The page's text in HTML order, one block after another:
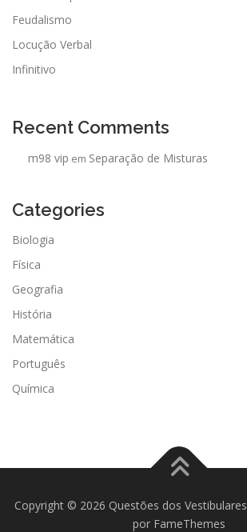
Feudalismo
Locução Verbal
Infinitivo
Recent Comments
m98 vip em Separação de Misturas
Categories
Biologia
Física
Geografia
História
Matemática
Português
Química
Copyright © 2026 Questões dos Vestibulares
por FameThemes